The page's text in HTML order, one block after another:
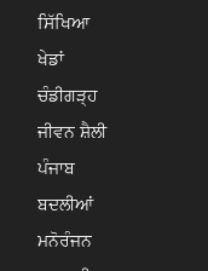
ਸਿੱਖਿਆ
ਖੇਡਾਂ
ਚੰਡੀਗੜ੍ਹ
ਜੀਵਨ ਸ਼ੈਲੀ
ਪੰਜਾਬ
ਬਦਲੀਆਂ
ਮਨੋਰੰਜਨ